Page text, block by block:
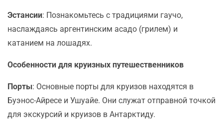
Эстансии: Познакомьтесь с традициями гаучо,
наслаждаясь аргентинским асадо (грилем) и
катанием на лошадях.
Особенности для круизных путешественников
Порты: Основные порты для круизов находятся в
Буэнос-Айресе и Ушуайе. Они служат отправной точкой
для экскурсий и круизов в Антарктиду.